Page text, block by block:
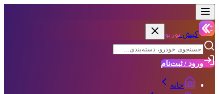
کیش توربو
ورود / ثبت‌نام
خانه